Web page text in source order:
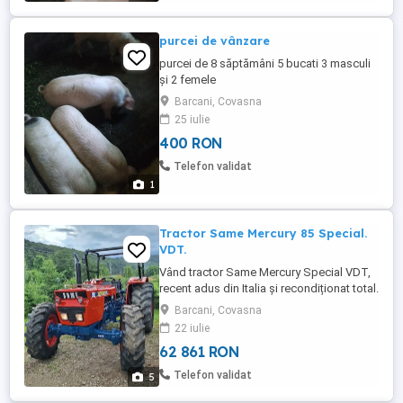
1
purcei de vânzare
purcei de 8 săptămâni 5 bucati 3 masculi
și 2 femele
Barcani, Covasna
25 iulie
400 RON
Telefon validat
5
Tractor Same Mercury 85 Special.
VDT.
Vând tractor Same Mercury Special VDT,
recent adus din Italia și recondiționat total.
Detalii la tel
Barcani, Covasna
22 iulie
62 861 RON
Telefon validat